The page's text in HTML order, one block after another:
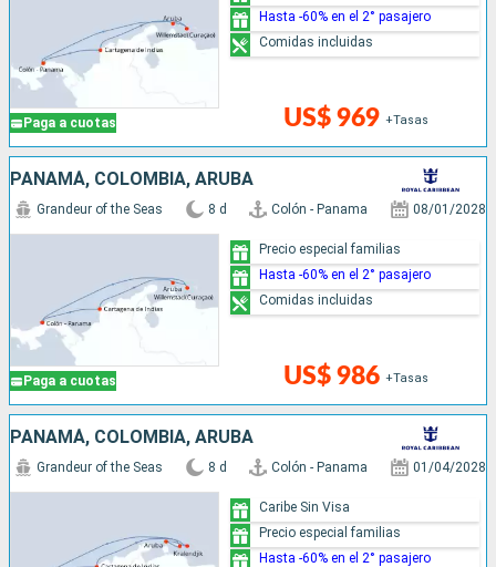
Paga a cuotas US$ 969 +Tasas
Hasta -60% en el 2° pasajero
Comidas incluidas
PANAMÁ, COLOMBIA, ARUBA
Paga a cuotas
Grandeur of the Seas 8 d Colón - Panama 08/01/2028
US$ 986 +Tasas
Precio especial familias
Hasta -60% en el 2° pasajero
Comidas incluidas
PANAMÁ, COLOMBIA, ARUBA
Grandeur of the Seas 8 d Colón - Panama 01/04/2028
Caribe Sin Visa
Precio especial familias
Hasta -60% en el 2° pasajero